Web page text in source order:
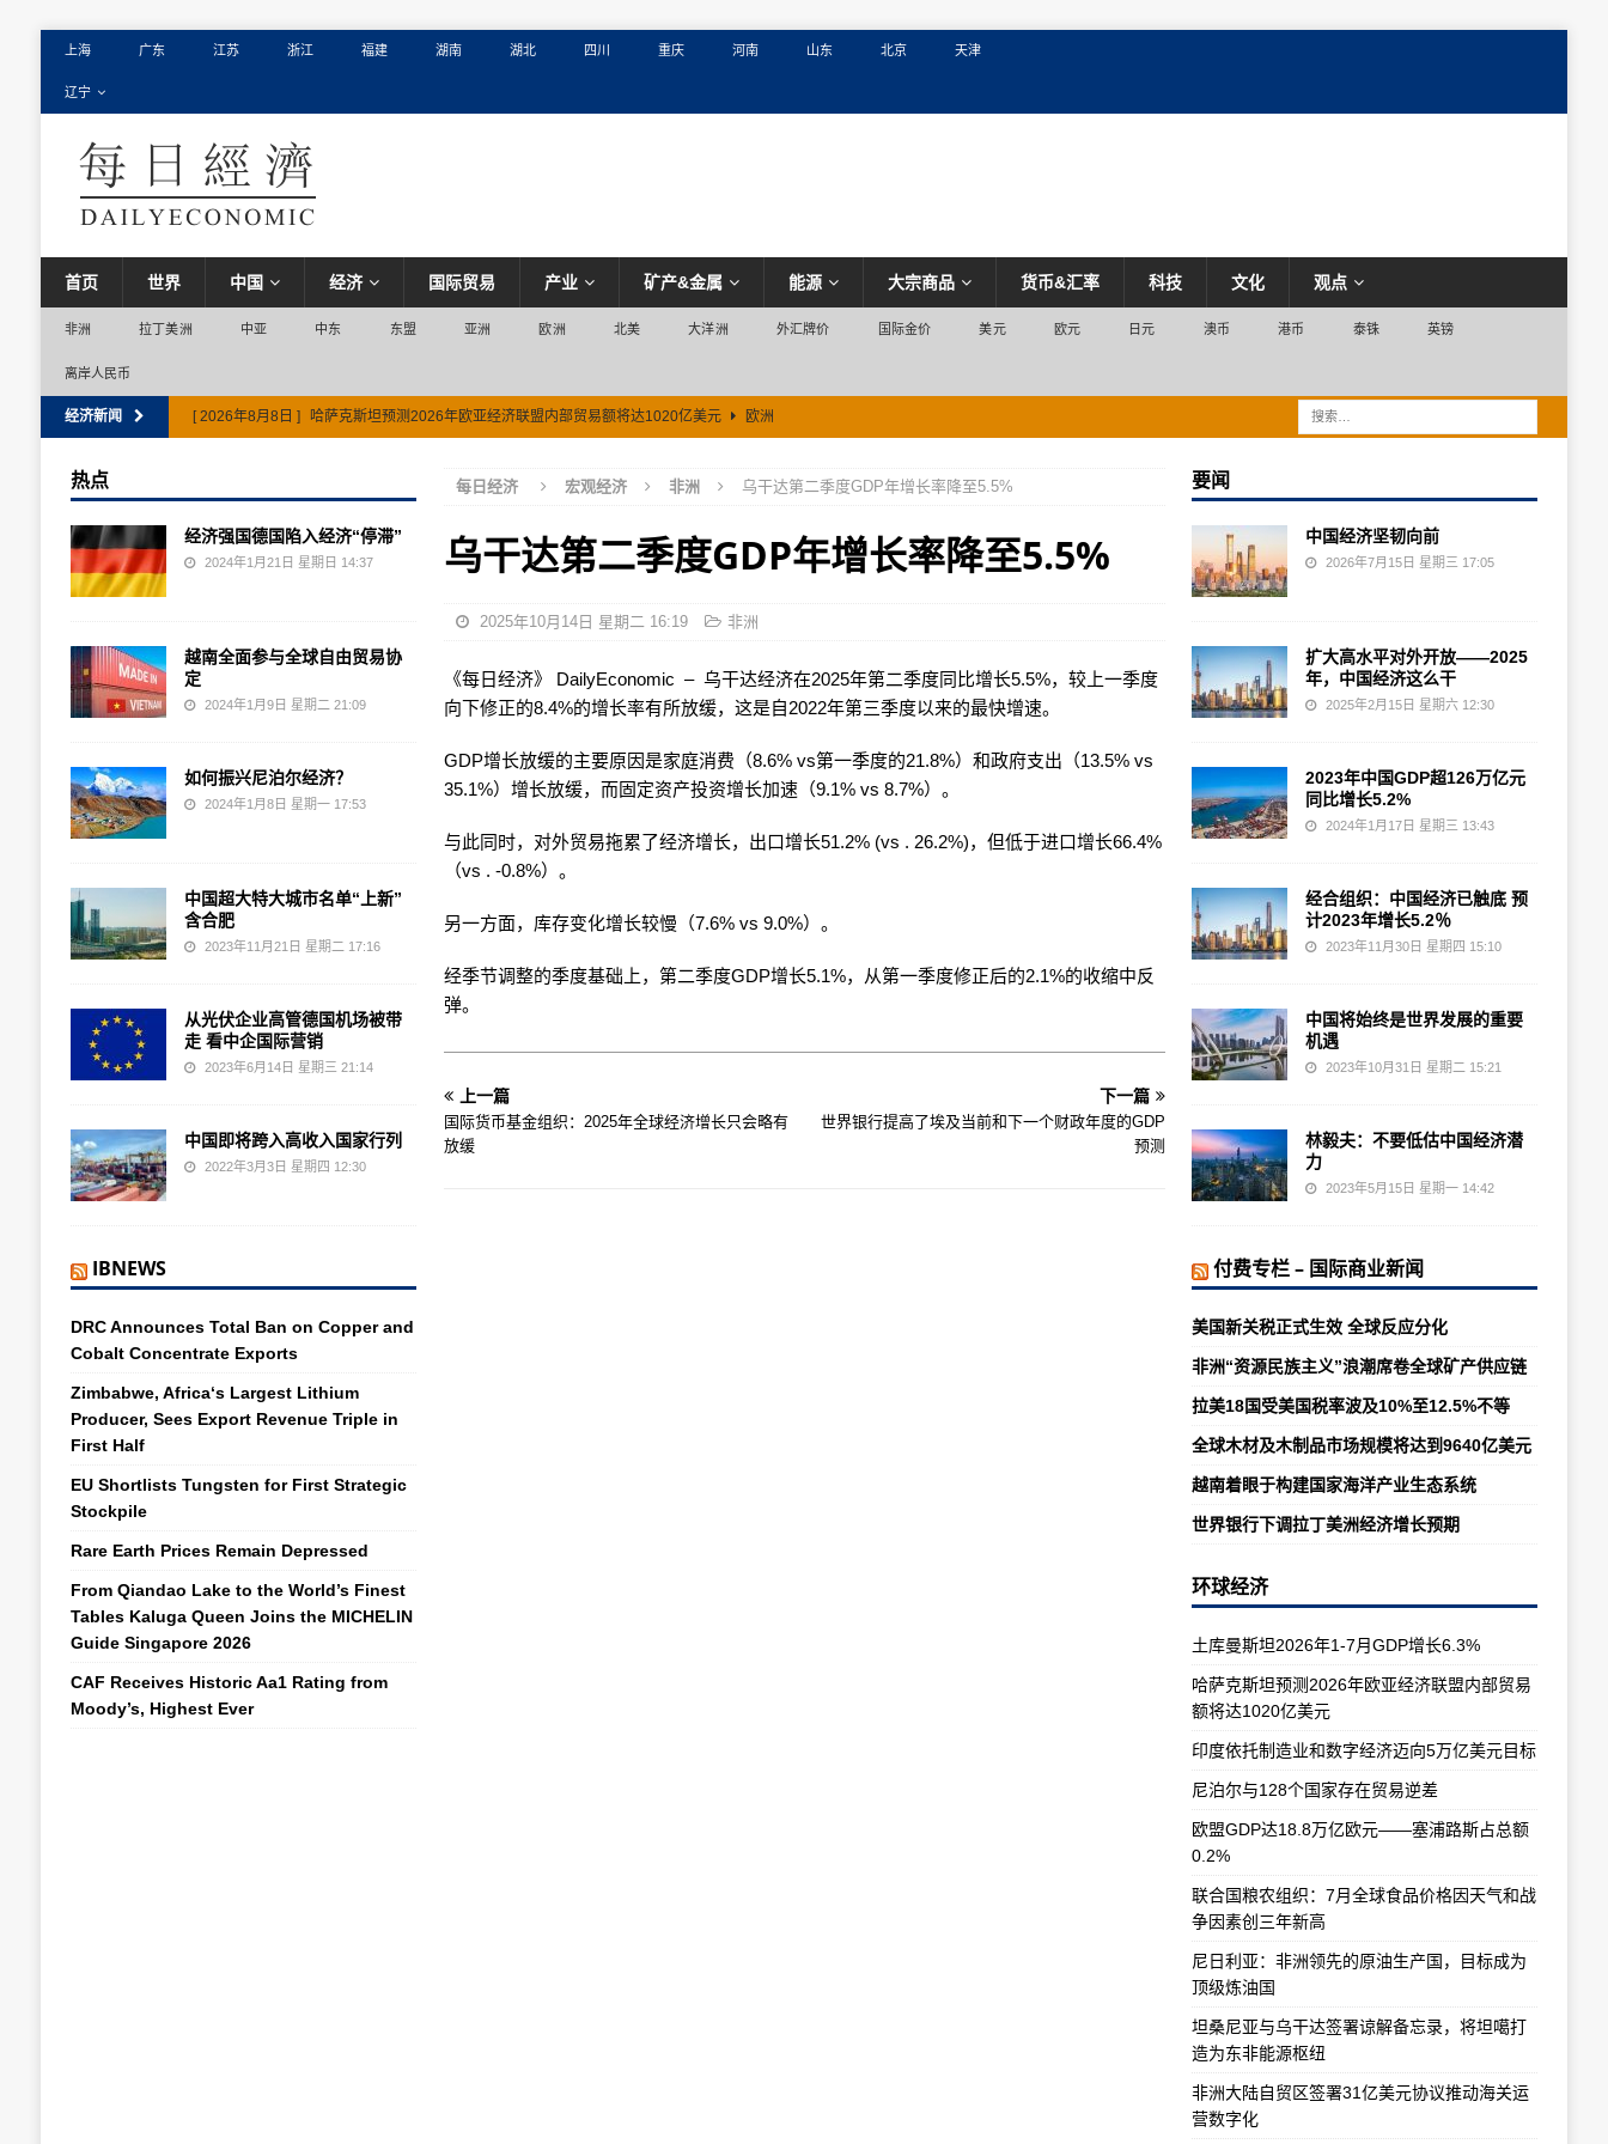
上海 广东 江苏 浙江 福建 湖南 湖北 四川 重庆 河南 山东 北京 天津
辽宁
首页 世界 中国 经济 国际贸易 产业 矿产&金属 能源 大宗商品 货币&汇率 科技 文化 观点
非洲 拉丁美洲 中亚 中东 东盟 亚洲 欧洲 北美 大洋洲 外汇牌价 国际金价 美元 欧元 日元 澳币 港币 泰铢 英镑
离岸人民币
经济新闻 [ 2026年8月8日 ] 哈萨克斯坦预测2026年欧亚经济联盟内部贸易额将达1020亿美元 欧洲
每日经济 宏观经济 非洲 乌干达第二季度GDP年增长率降至5.5%
乌干达第二季度GDP年增长率降至5.5%
2025年10月14日 星期二 16:19 非洲
《每日经济》 DailyEconomic – 乌干达经济在2025年第二季度同比增长5.5%，较上一季度
向下修正的8.4%的增长率有所放缓，这是自2022年第三季度以来的最快增速。
GDP增长放缓的主要原因是家庭消费（8.6% vs第一季度的21.8%）和政府支出（13.5% vs
35.1%）增长放缓，而固定资产投资增长加速（9.1% vs 8.7%）。
与此同时，对外贸易拖累了经济增长，出口增长51.2% (vs . 26.2%)，但低于进口增长66.4%
（vs . -0.8%）。
另一方面，库存变化增长较慢（7.6% vs 9.0%）。
经季节调整的季度基础上，第二季度GDP增长5.1%，从第一季度修正后的2.1%的收缩中反
弹。
上一篇
国际货币基金组织：2025年全球经济增长只会略有
放缓
下一篇
世界银行提高了埃及当前和下一个财政年度的GDP
预测
热点
经济强国德国陷入经济“停滞”
2024年1月21日 星期日 14:37
越南全面参与全球自由贸易协
定
2024年1月9日 星期二 21:09
如何振兴尼泊尔经济？
2024年1月8日 星期一 17:53
中国超大特大城市名单“上新”
含合肥
2023年11月21日 星期二 17:16
从光伏企业高管德国机场被带
走 看中企国际营销
2023年6月14日 星期三 21:14
中国即将跨入高收入国家行列
2022年3月3日 星期四 12:30
IBNEWS
DRC Announces Total Ban on Copper and
Cobalt Concentrate Exports
Zimbabwe, Africa‘s Largest Lithium
Producer, Sees Export Revenue Triple in
First Half
EU Shortlists Tungsten for First Strategic
Stockpile
Rare Earth Prices Remain Depressed
From Qiandao Lake to the World’s Finest
Tables Kaluga Queen Joins the MICHELIN
Guide Singapore 2026
CAF Receives Historic Aa1 Rating from
Moody’s, Highest Ever
要闻
中国经济坚韧向前
2026年7月15日 星期三 17:05
扩大高水平对外开放——2025
年，中国经济这么干
2025年2月15日 星期六 12:30
2023年中国GDP超126万亿元
同比增长5.2%
2024年1月17日 星期三 13:43
经合组织：中国经济已触底 预
计2023年增长5.2％
2023年11月30日 星期四 15:10
中国将始终是世界发展的重要
机遇
2023年10月31日 星期二 15:21
林毅夫：不要低估中国经济潜
力
2023年5月15日 星期一 14:42
付费专栏 – 国际商业新闻
美国新关税正式生效 全球反应分化
非洲“资源民族主义”浪潮席卷全球矿产供应链
拉美18国受美国税率波及10%至12.5%不等
全球木材及木制品市场规模将达到9640亿美元
越南着眼于构建国家海洋产业生态系统
世界银行下调拉丁美洲经济增长预期
环球经济
土库曼斯坦2026年1-7月GDP增长6.3%
哈萨克斯坦预测2026年欧亚经济联盟内部贸易
额将达1020亿美元
印度依托制造业和数字经济迈向5万亿美元目标
尼泊尔与128个国家存在贸易逆差
欧盟GDP达18.8万亿欧元——塞浦路斯占总额
0.2%
联合国粮农组织：7月全球食品价格因天气和战
争因素创三年新高
尼日利亚：非洲领先的原油生产国，目标成为
顶级炼油国
坦桑尼亚与乌干达签署谅解备忘录，将坦噶打
造为东非能源枢纽
非洲大陆自贸区签署31亿美元协议推动海关运
营数字化